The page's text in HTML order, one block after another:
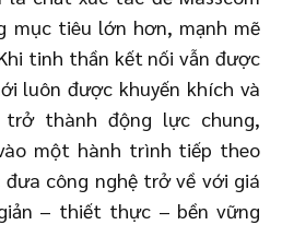
mục tiêu lớn hơn, mạnh mẽ
tinh thần kết nối vẫn được
luôn được khuyến khích và
thành động lực chung,
một hành trình tiếp theo
công nghệ trở về với giá
– thiết thực – bền vững